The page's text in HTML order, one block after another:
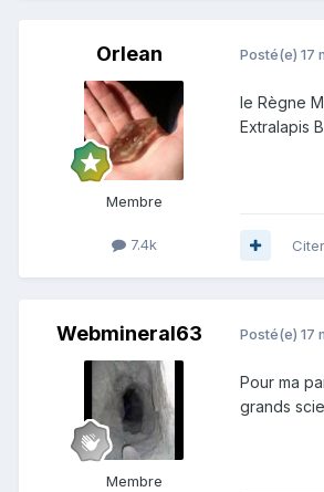
Orlean
Membre
7.4k
Posté(e) 17
le Règne
Extralapis
Citer
Webmineral63
Membre
Posté(e) 17
Pour ma
grands